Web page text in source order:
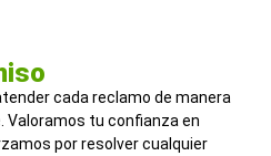
cada reclamo de manera
tu confianza en
por resolver cualquier